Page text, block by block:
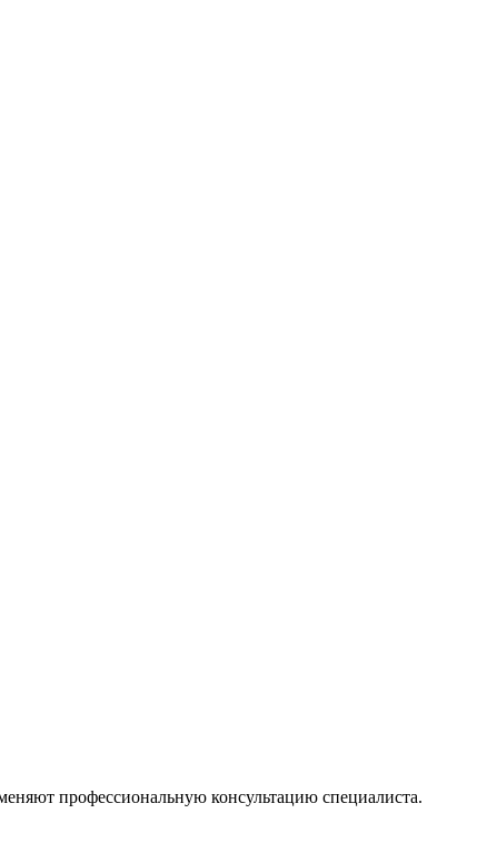
профессиональную консультацию специалиста.